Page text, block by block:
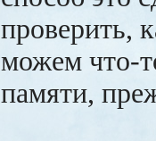
проверить,
можем что-
памяти,